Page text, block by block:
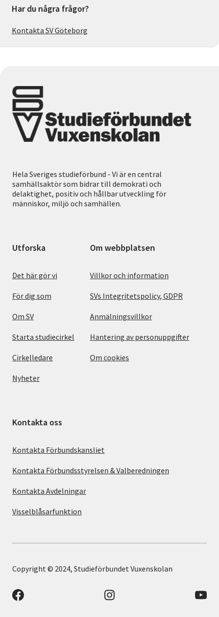
Har du några frågor?
Kontakta SV Göteborg
Hela Sveriges studieförbund - Vi är en central
samhällsaktör som bidrar till demokrati och
delaktighet, positiv och hållbar utveckling för
människor, miljö och samhällen.
Utforska
Det här gör vi
För dig som
Om SV
Starta studiecirkel
Cirkelledare
Nyheter
Om webbplatsen
Villkor och information
SVs Integritetspolicy, GDPR
Anmälningsvillkor
Hantering av personuppgifter
Om cookies
Kontakta oss
Kontakta Förbundskansliet
Kontakta Förbundsstyrelsen & Valberedningen
Kontakta Avdelningar
Visselblåsarfunktion
Copyright © 2024, Studieförbundet Vuxenskolan